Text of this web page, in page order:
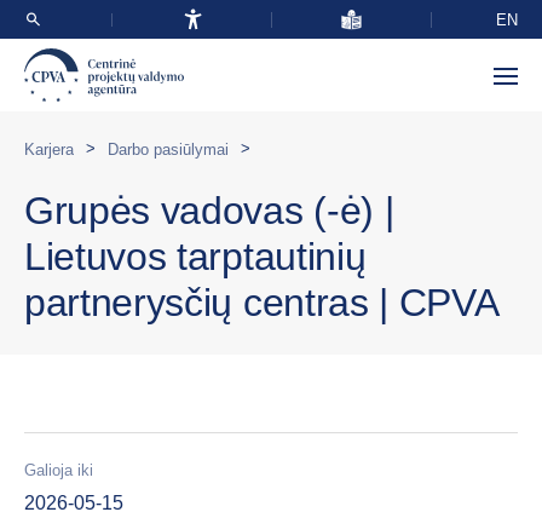
EN
Karjera > Darbo pasiūlymai >
Grupės vadovas (-ė) |
Lietuvos tarptautinių
partnerysčių centras | CPVA
Galioja iki
2026-05-15